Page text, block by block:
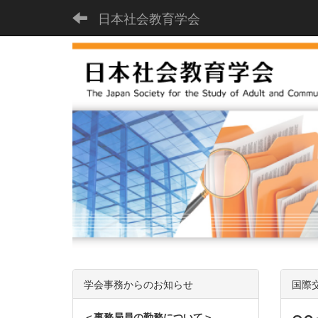
日本社会教育学会
国際
学会事務からのお知らせ